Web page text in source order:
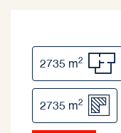
2735 m2
2735 m2